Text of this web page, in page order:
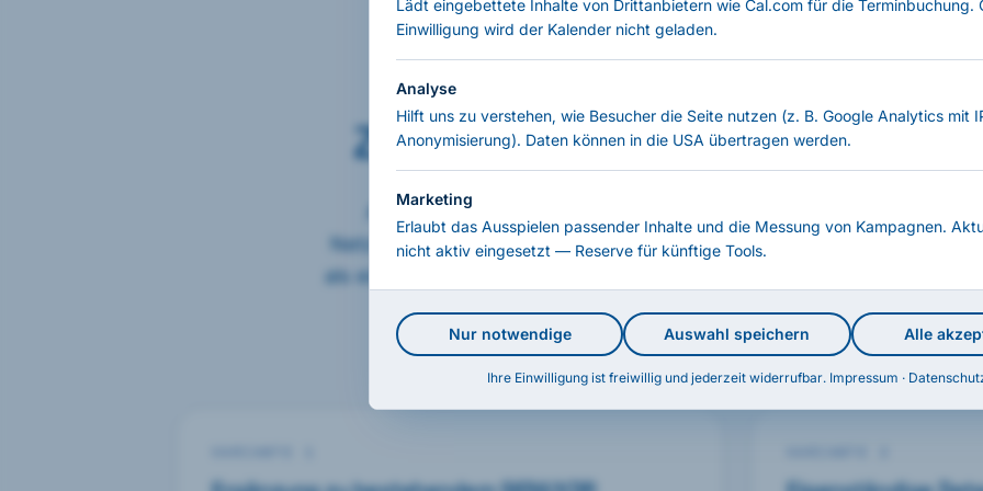
Zwei Anwendungsfälle, eine
AEGYS Pulse wurde für Organisationen gebaut, die unabhängige
Netzwerkaktivität brauchen — ob als Ergänzung zu einer
als eigenständige Plattform. Beide Anwendungen liefern dieselbe
kontinuierliche Sicht aufs Netzwerk, geliefert als Service, mit
Deutschland.
Lädt eingebettete Inhalte von Drittanbietern wie Cal.com für die Terminbuchung.
Einwilligung wird der Kalender nicht geladen.
Analyse
Hilft uns zu verstehen, wie Besucher die Seite nutzen (z. B. Google Analytics mit
Anonymisierung). Daten können in die USA übertragen werden.
Marketing
Erlaubt das Ausspielen passender Inhalte und die Messung von Kampagnen.
nicht aktiv eingesetzt — Reserve für künftige Tools.
Nur notwendige Auswahl speichern Alle
Ihre Einwilligung ist freiwillig und jederzeit widerrufbar. Impressum ·